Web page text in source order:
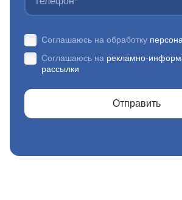
Соглашаюсь на обработку
Соглашаюсь на рекламно-
рассылки
Отправить